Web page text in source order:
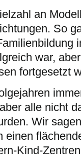
an
So
war,
fortgesetzt
alle nicht
Wir
einen
Kind-